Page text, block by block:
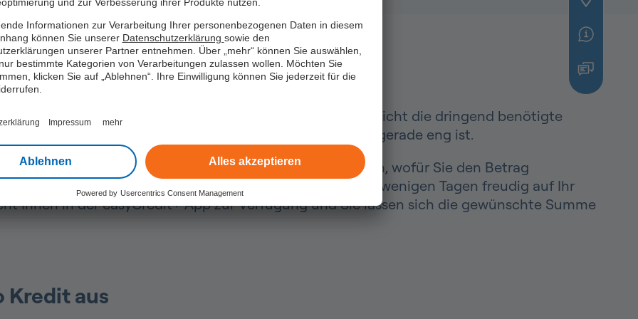
Informationen zur Verarbeitung Ihrer personenbezogenen Daten in diesem
können Sie unserer Datenschutzerklärung sowie den
unserer Partner entnehmen. Über „mehr“ können Sie auswählen,
bestimmte Kategorien von Verarbeitungen zulassen wollen. Möchten Sie
klicken Sie auf „Ablehnen“. Ihre Einwilligung können Sie jederzeit für die
Impressum mehr
Ablehnen Alles akzeptieren
Powered by Usercentrics Consent Management
15.000 Euro
Ein Kredit für 15.000 Euro ermöglicht Ihnen vielleicht die dringend benötigte
oder verschafft Ihnen etwas Luft, wenn es finanziell gerade eng ist.
bleiben Sie finanziell flexibel. Denn Sie bestimmen, wofür Sie den Betrag
die schnelle Auszahlung sorgen dafür, dass Sie schon in wenigen Tagen freudig auf Ihr
Ihnen in der easyCredit+ App zur Verfügung und Sie lassen sich die gewünschte Summe
Kredit aus